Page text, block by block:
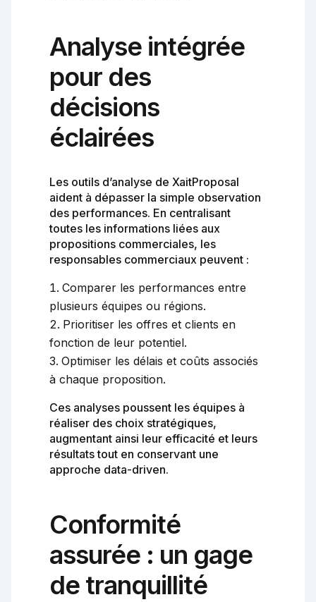
Analyse intégrée
pour des
décisions
éclairées
Les outils d’analyse de XaitProposal
aident à dépasser la simple observation
des performances. En centralisant
toutes les informations liées aux
propositions commerciales, les
responsables commerciaux peuvent :
Comparer les performances entre
plusieurs équipes ou régions.
Prioritiser les offres et clients en
fonction de leur potentiel.
Optimiser les délais et coûts associés
à chaque proposition.
Ces analyses poussent les équipes à
réaliser des choix stratégiques,
augmentant ainsi leur efficacité et leurs
résultats tout en conservant une
approche data-driven.
Conformité
assurée : un gage
de tranquillité